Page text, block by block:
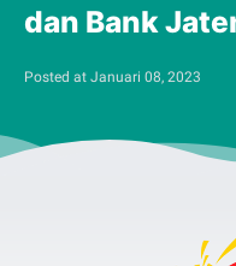
dan Bank
Posted at Januari 08, 2023